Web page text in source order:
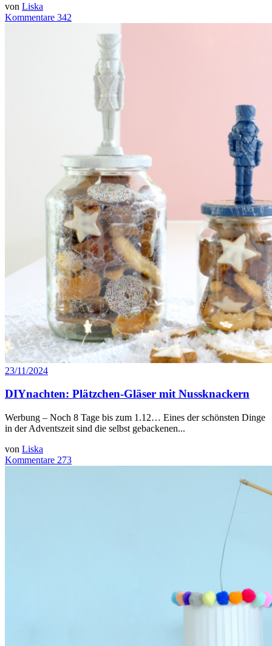
von Liska
Kommentare 342
23/11/2024
DIYnachten: Plätzchen-Gläser mit Nussknackern
Werbung – Noch 8 Tage bis zum 1.12… Eines der schönsten Dinge
in der Adventszeit sind die selbst gebackenen...
von Liska
Kommentare 273